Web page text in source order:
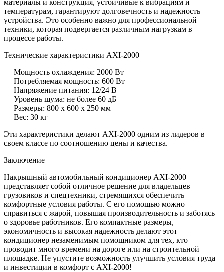
температурам, гарантируют долговечность и надежность
устройства. Это особенно важно для профессиональной
техники, которая подвергается различным нагрузкам в
процессе работы.
Технические характеристики AXI-2000
— Мощность охлаждения: 2000 Вт
— Потребляемая мощность: 600 Вт
— Напряжение питания: 12/24 В
— Уровень шума: не более 60 дБ
— Размеры: 800 х 600 х 250 мм
— Вес: 30 кг
Эти характеристики делают AXI-2000 одним из лидеров в
своем классе по соотношению цены и качества.
Заключение
Накрышный автомобильный кондиционер AXI-2000
представляет собой отличное решение для владельцев
грузовиков и спецтехники, стремящихся обеспечить
комфортные условия работы. С его помощью можно
справиться с жарой, повышая производительность и заботясь
о здоровье работников. Его компактные размеры,
экономичность и высокая надежность делают этот
кондиционер незаменимым помощником для тех, кто
проводит много времени на дороге или на строительной
площадке. Не упустите возможность улучшить условия труда
и инвестиции в комфорт с AXI-2000!